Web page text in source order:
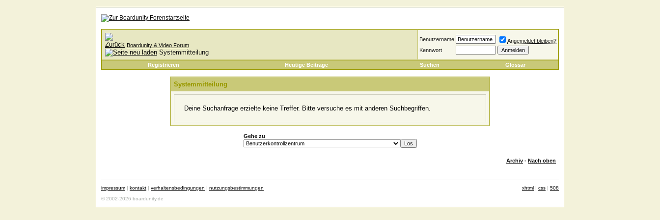
Boardunity & Video Forum
Systemmitteilung
Benutzername
Angemeldet bleiben?
Kennwort
Registrieren Heutige Beiträge Suchen Glossar
Systemmitteilung
Deine Suchanfrage erzielte keine Treffer. Bitte versuche es mit anderen Suchbegriffen.
Gehe zu
Archiv - Nach oben
impressum | kontakt | verhaltensbedingungen | nutzungsbestimmungen xhtml | css | 508
© 2002-2026 boardunity.de